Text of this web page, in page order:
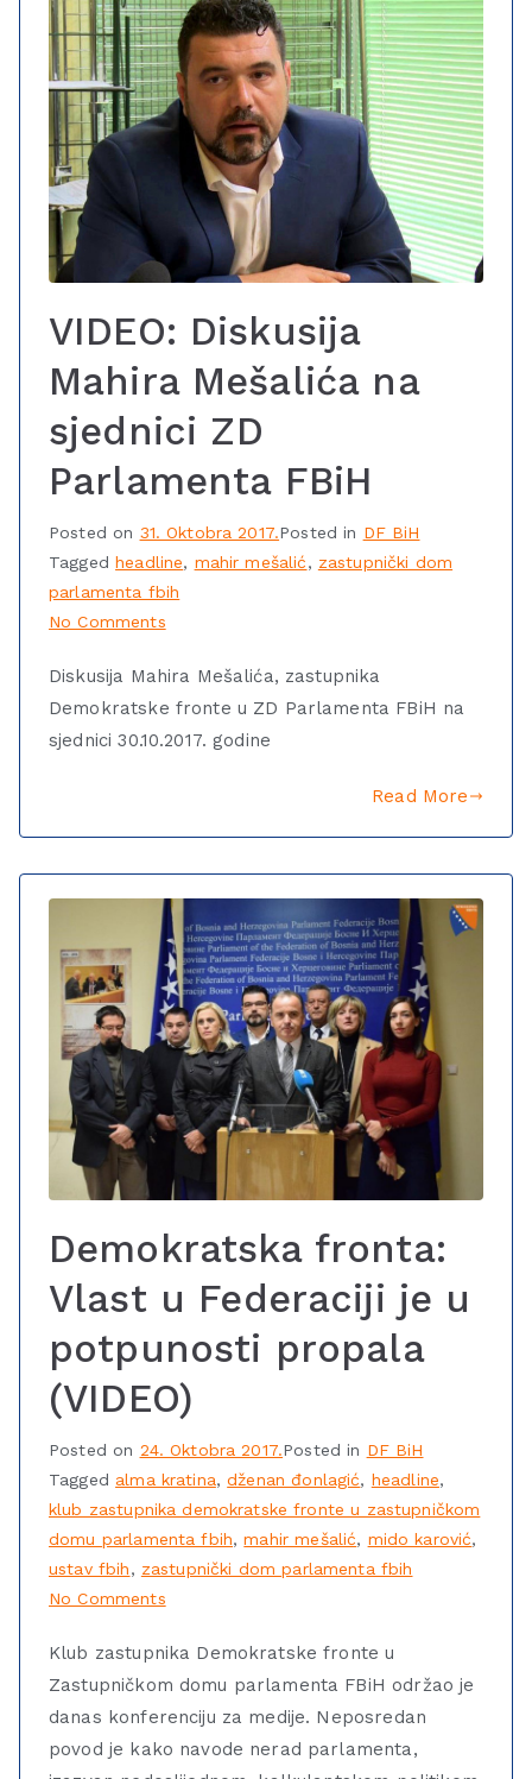
VIDEO: Diskusija
Mahira Mešalića na
sjednici ZD
Parlamenta FBiH
Posted on 31. Oktobra 2017.Posted in DF BiH
Taggedheadline, mahir mešalić, zastupnički dom
parlamenta fbih
No Comments
Diskusija Mahira Mešalića, zastupnika
Demokratske fronte u ZD Parlamenta FBiH na
sjednici 30.10.2017. godine
Read More
Demokratska fronta:
Vlast u Federaciji je u
potpunosti propala
(VIDEO)
Posted on 24. Oktobra 2017.Posted in DF BiH
Tagged alma kratina,dženan đonlagić, headline,
klub zastupnika demokratske fronte u zastupničkom
domu parlamenta fbih,mahir mešalić, mido karović,
ustav fbih, zastupnički dom parlamenta fbih
No Comments
Klub zastupnika Demokratske fronte u
Zastupničkom domu parlamenta FBiH održao je
danas konferenciju za medije. Neposredan
povod je kako navode nerad parlamenta,